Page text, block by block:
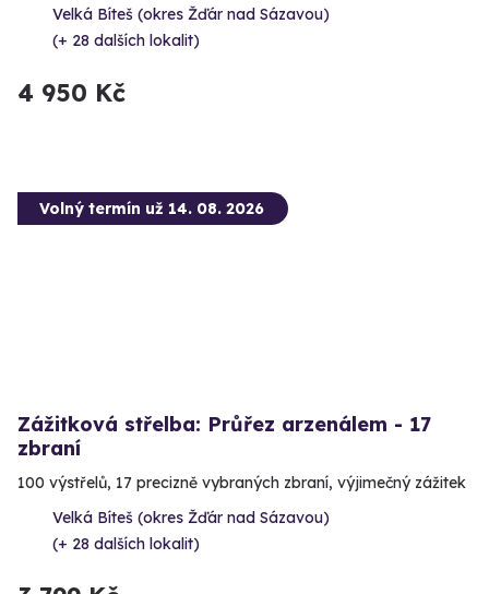
Velká Bíteš (okres Žďár nad Sázavou)
(+ 28 dalších lokalit)
4 950 Kč
Volný termín už 14. 08. 2026
Zážitková střelba: Průřez arzenálem - 17
zbraní
100 výstřelů, 17 precizně vybraných zbraní, výjimečný zážitek
Velká Bíteš (okres Žďár nad Sázavou)
(+ 28 dalších lokalit)